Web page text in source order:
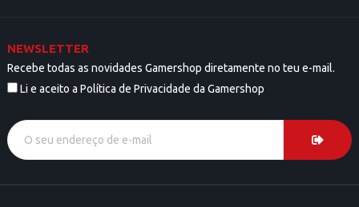
NEWSLETTER
Recebe todas as novidades Gamershop diretamente no teu e-mail.
Li e aceito a Política de Privacidade da Gamershop